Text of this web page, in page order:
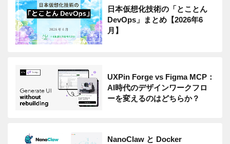
日本仮想化技術の「とことん
DevOps」まとめ【2026年6
月】
UXPin Forge vs Figma MCP：
AI時代のデザインワークフロ
ーを変えるのはどちらか？
NanoClaw と Docker